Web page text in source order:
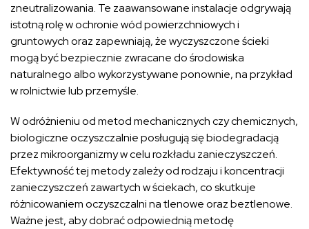
zneutralizowania. Te zaawansowane instalacje odgrywają
istotną rolę w ochronie wód powierzchniowych i
gruntowych oraz zapewniają, że wyczyszczone ścieki
mogą być bezpiecznie zwracane do środowiska
naturalnego albo wykorzystywane ponownie, na przykład
w rolnictwie lub przemyśle.
W odróżnieniu od metod mechanicznych czy chemicznych,
biologiczne oczyszczalnie posługują się biodegradacją
przez mikroorganizmy w celu rozkładu zanieczyszczeń.
Efektywność tej metody zależy od rodzaju i koncentracji
zanieczyszczeń zawartych w ściekach, co skutkuje
różnicowaniem oczyszczalni na tlenowe oraz beztlenowe.
Ważne jest, aby dobrać odpowiednią metodę